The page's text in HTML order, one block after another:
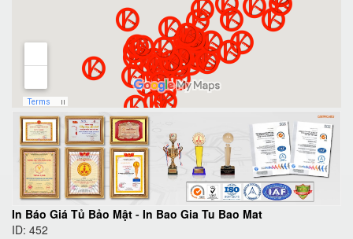
In Báo Giá Tủ Bảo Mật - In Bao Gia Tu Bao Mat
ID: 452